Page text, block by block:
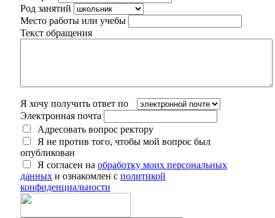
Род занятий
Место работы или учебы
Текст обращения
Я хочу получить ответ по
Электронная почта
Адресовать вопрос ректору
Я не против того, чтобы мой вопрос был
опубликован
Я согласен на обработку моих персональных
данных и ознакомлен с политикой
конфиденциальности